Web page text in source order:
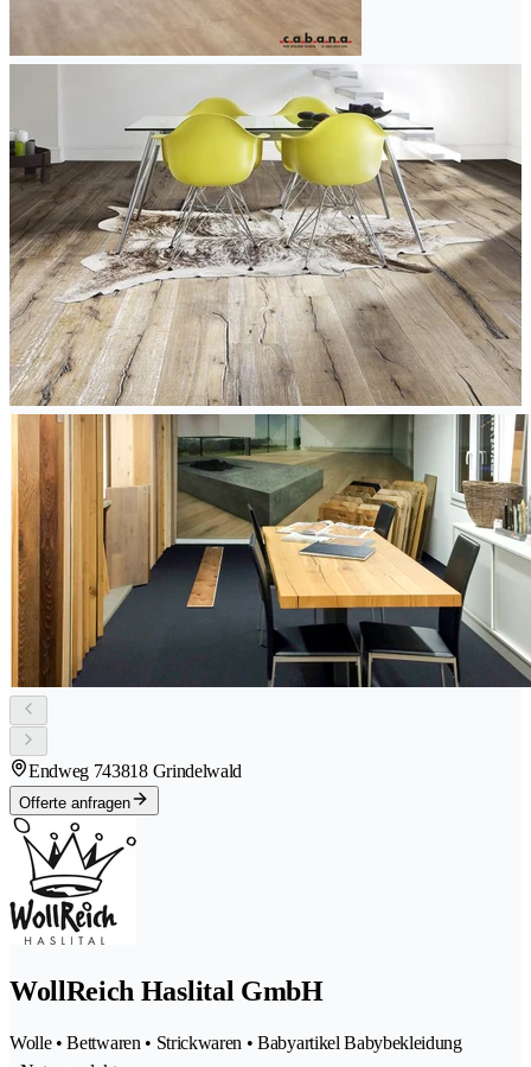
Endweg 743818 Grindelwald
Offerte anfragen
WollReich Haslital GmbH
Wolle • Bettwaren • Strickwaren • Babyartikel Babybekleidung